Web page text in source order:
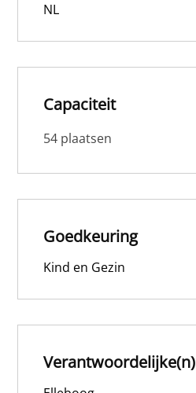
NL
Capaciteit
54 plaatsen
Goedkeuring
Kind en Gezin
Verantwoordelijke(n)